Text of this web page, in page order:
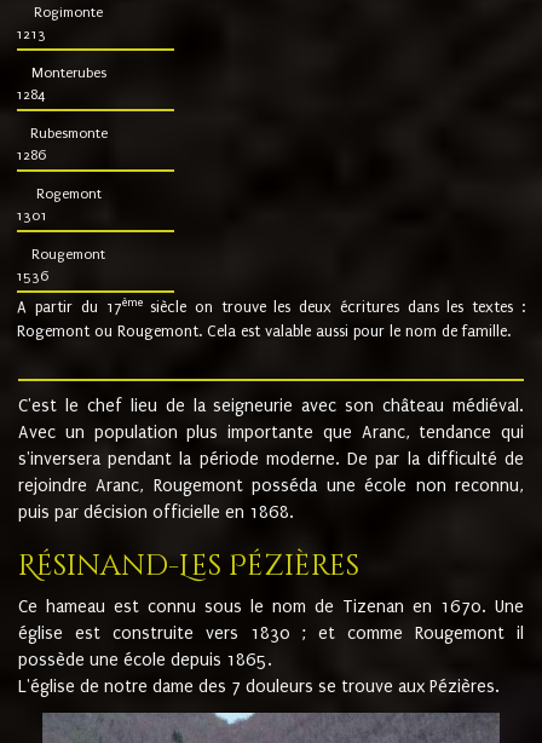
Rogimonte
1213
Monterubes
1284
Rubesmonte
1286
Rogemont
1301
Rougemont
1536
A partir du 17ème siècle on trouve les deux écritures dans les textes :
Rogemont ou Rougemont. Cela est valable aussi pour le nom de famille.
C'est le chef lieu de la seigneurie avec son château médiéval.
Avec un population plus importante que Aranc, tendance qui
s'inversera pendant la période moderne. De par la difficulté de
rejoindre Aranc, Rougemont posséda une école non reconnu,
puis par décision officielle en 1868.
Résinand-Les Pézières
Ce hameau est connu sous le nom de Tizenan en 1670. Une
église est construite vers 1830 ; et comme Rougemont il
possède une école depuis 1865.
L'église de notre dame des 7 douleurs se trouve aux Pézières.